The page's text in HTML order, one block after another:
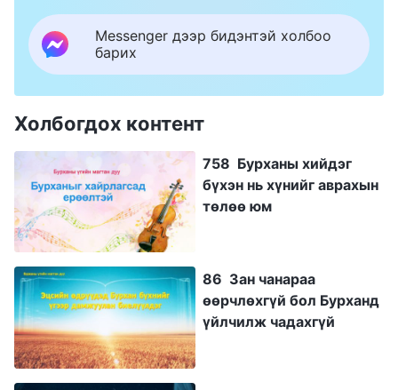
Messenger дээр бидэнтэй холбоо
барих
Холбогдох контент
758 Бурханы хийдэг
бүхэн нь хүнийг аврахын
төлөө юм
86 Зан чанараа
өөрчлөхгүй бол Бурханд
үйлчилж чадахгүй